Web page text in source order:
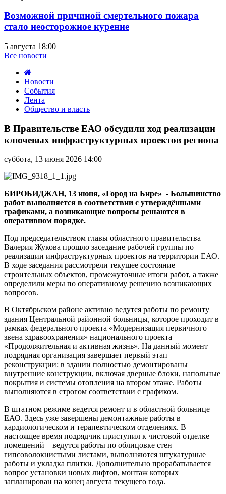
Возможной причиной смертельного пожара
стало неосторожное курение
5 августа 18:00
Все новости
Новости
События
Лента
Общество и власть
Правительстве
обсудили
реализации
ключевых
инфраструктурных
проектов
региона
В Правительстве ЕАО обсудили ход реализации
ключевых инфраструктурных проектов региона
суббота, 13 июня 2026 14:00
БИРОБИДЖАН, 13 июня, «Город на Бире» - Большинство
работ выполняется в соответствии с утверждёнными
графиками, а возникающие вопросы решаются в
оперативном порядке.
Под председательством главы областного правительства
Валерия Жукова прошло заседание рабочей группы по
реализации инфраструктурных проектов на территории ЕАО.
В ходе заседания рассмотрели текущее состояние
строительных объектов, промежуточные итоги работ, а также
определили меры по оперативному решению возникающих
вопросов.
В Октябрьском районе активно ведутся работы по ремонту
здания Центральной районной больницы, которое проходит в
рамках федерального проекта «Модернизация первичного
звена здравоохранения» национального проекта
«Продолжительная и активная жизнь». На данный момент
подрядная организация завершает первый этап
реконструкции: в здании полностью демонтированы
внутренние конструкции, включая дверные блоки, напольные
покрытия и системы отопления на втором этаже. Работы
выполняются в строгом соответствии с графиком.
В штатном режиме ведется ремонт и в областной больнице
ЕАО. Здесь уже завершены демонтажные работы в
кардиологическом и терапевтическом отделениях. В
настоящее время подрядчик приступил к чистовой отделке
помещений – ведутся работы по облицовке стен
гипсоволокнистыми листами, выполняются штукатурные
работы и укладка плитки. Дополнительно прорабатывается
вопрос установки новых лифтов, монтаж которых
запланирован на конец августа текущего года.